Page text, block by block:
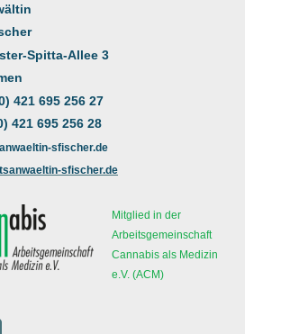
Spitta-Allee 3
421 695 256 27
421 695 256 28
sfischer.de
sfischer.de
Mitglied in der
Arbeitsgemeinschaft
Cannabis als Medizin
e.V. (ACM)